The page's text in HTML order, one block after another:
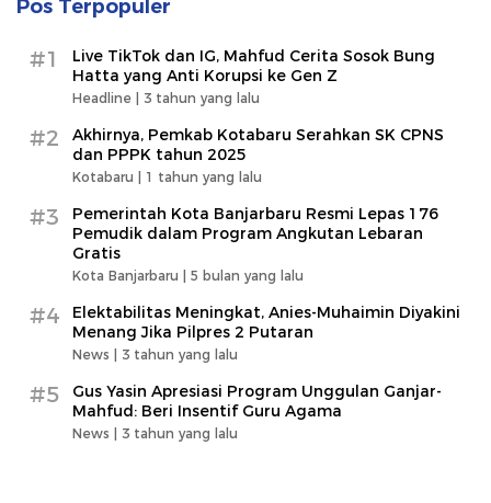
Pos Terpopuler
#1
Live TikTok dan IG, Mahfud Cerita Sosok Bung
Hatta yang Anti Korupsi ke Gen Z
Headline | 3 tahun yang lalu
#2
Akhirnya, Pemkab Kotabaru Serahkan SK CPNS
dan PPPK tahun 2025
Kotabaru | 1 tahun yang lalu
#3
Pemerintah Kota Banjarbaru Resmi Lepas 176
Pemudik dalam Program Angkutan Lebaran
Gratis
Kota Banjarbaru | 5 bulan yang lalu
#4
Elektabilitas Meningkat, Anies-Muhaimin Diyakini
Menang Jika Pilpres 2 Putaran
News | 3 tahun yang lalu
#5
Gus Yasin Apresiasi Program Unggulan Ganjar-
Mahfud: Beri Insentif Guru Agama
News | 3 tahun yang lalu